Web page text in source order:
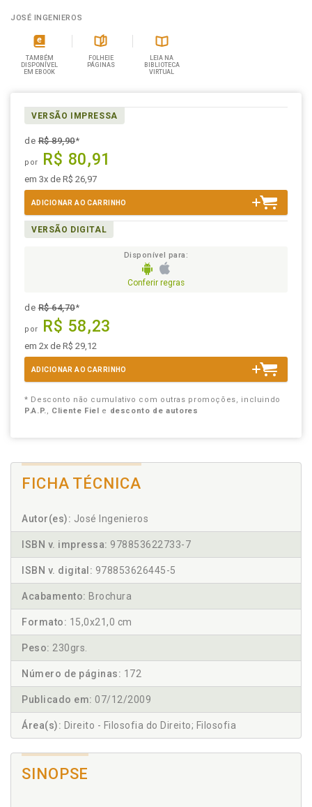
JOSÉ INGENIEROS
TAMBÉM
DISPONÍVEL
EM EBOOK
FOLHEIE
PÁGINAS
LEIA NA
BIBLIOTECA
VIRTUAL
VERSÃO IMPRESSA
deR$ 89,90*
por R$ 80,91
em 3x de R$ 26,97
ADICIONAR AO CARRINHO
VERSÃO DIGITAL
Disponível para:
Conferir regras
deR$ 64,70*
por R$ 58,23
em 2x de R$ 29,12
ADICIONAR AO CARRINHO
* Desconto não cumulativo com outras promoções, incluindo
P.A.P., Cliente Fiel e desconto de autores
FICHA TÉCNICA
Autor(es): José Ingenieros
ISBN v. impressa: 978853622733-7
ISBN v. digital: 978853626445-5
Acabamento: Brochura
Formato: 15,0x21,0 cm
Peso: 230grs.
Número de páginas: 172
Publicado em: 07/12/2009
Área(s): Direito - Filosofia do Direito; Filosofia
SINOPSE